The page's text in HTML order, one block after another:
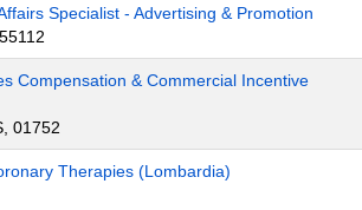
Specialist - Advertising & Promotion
Compensation & Commercial Incentive
01752
Therapies (Lombardia)